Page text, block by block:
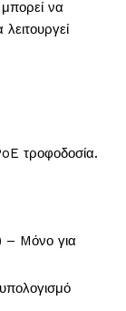
να
τροφοδοσία.
Mόνο για